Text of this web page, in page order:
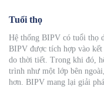
Tuổi thọ
Hệ thống BIPV có tuổi thọ
BIPV được tích hợp vào
do thời tiết. Trong khi đó,
trình như một lớp bên
hơn. BIPV mang lại giải